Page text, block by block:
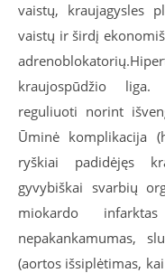
vaistų, kraujagysles
vaistų ir širdį
kraujospūdžio
reguliuoti norint
Ūminė komplikacija
ryškiai padidėjęs
gyvybiškai svarbių
miokardo
nepakankamumas,
(aortos išsiplėtimas,